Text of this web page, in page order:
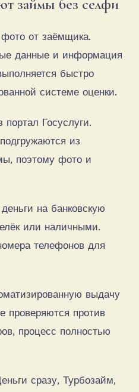
займы без селфи
фото от заёмщика.
данные и информация
быстро
системе оценки.
портал Госуслуги.
из
поэтому фото и
на банковскую
или наличными.
телефонов для
выдачу
проверяются против
процесс полностью
сразу, Турбозайм,